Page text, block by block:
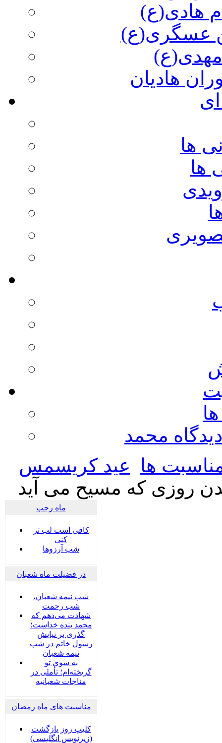
هادی(ع)
عسگری(ع)
هادیان
ها
ها
محمد
ها
عید کریسمس
روزی که مسیح می آید
ماه رجب
کافی است لب تر
کنی
شب آرزوها
در فضیلت ماه شعبان
شب نیمه شعبان،
شب رحمت
شهادت می‌دهم که
محمد بنده خداست؛
گذری بر نیایش
رسول خاتم در شب
نیمه شعبان
به سوی تو
گریخته‌ام؛ تأملی در
مناجات شعبانیه
مناسبت های ماه رمضان
کلیپ روز بازگشت
(زیرنویس انگلیسی)